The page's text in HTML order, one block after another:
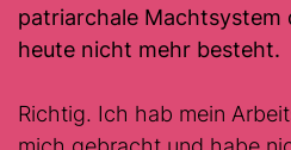
patriarchale
heute nicht mehr besteht.
Richtig. Ich hab mein